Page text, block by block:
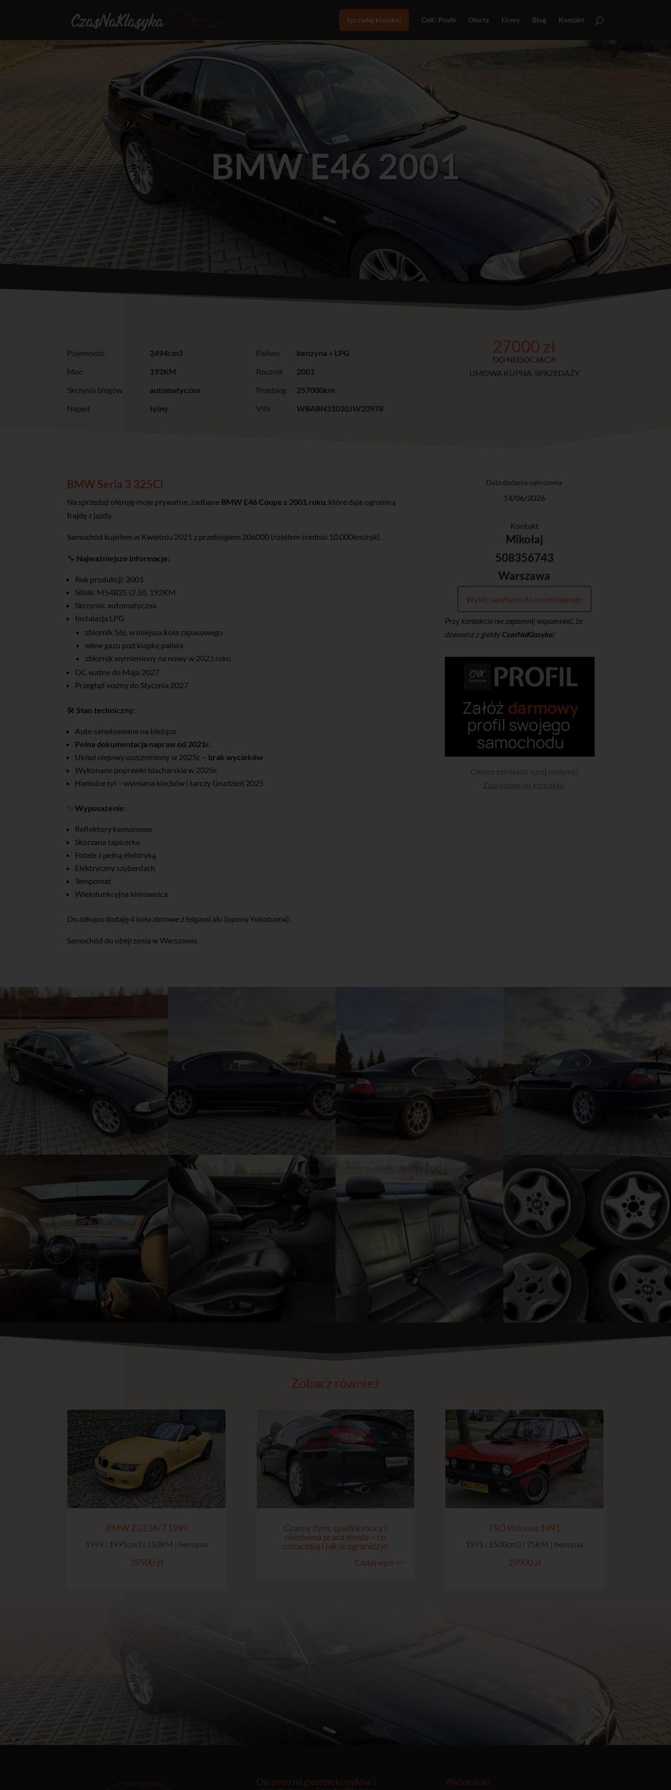
Sprzedaj klasyka! CnK: Profil Oferta Firmy Blog Kontakt
BMW E46 2001
Pojemność
2494cm3
Moc
192KM
Skrzynia biegów
automatyczna
Napęd
tylny
Paliwo
benzyna + LPG
Rocznik
2001
Przebieg
257000km
VIN
WBABN31020JW20978
27000 zł
DO NEGOCJACJI
UMOWA KUPNA-SPRZEDAŻY
BMW Seria 3 325Ci
Na sprzedaż oferuję moje prywatne, zadbane BMW E46 Coupe z 2001 roku , które daje ogromną
frajdę z jazdy.
Samochód kupiłem w Kwietniu 2021 z przebiegiem 206000 (robiłem średnio 10.000km/rok).
🔧 Najważniejsze informacje:
Rok produkcji: 2001
Silnik: M54B25 (2.5l), 192KM
Skrzynia: automatyczna
Instalacja LPG
zbiornik 56L w miejscu koła zapasowego
wlew gazu pod klapką paliwa
zbiornik wymieniony na nowy w 2023 roku
OC ważne do Maja 2027
Przegląd ważny do Stycznia 2027
🛠️ Stan techniczny:
Auto serwisowane na bieżąco
Pełna dokumentacja napraw od 2021r.
Układ olejowy uszczelniony w 2025r. – brak wycieków
Wykonane poprawki blacharskie w 2025r.
Hamulce tył – wymiana klocków i tarczy Grudzień 2025
✨ Wyposażenie:
Reflektory ksenonowe
Skórzana tapicerka
Fotele z pełną elektryką
Elektryczny szyberdach
Tempomat
Wielofunkcyjna kierownica
Do zakupu dodaję 4 koła zimowe z felgami alu (opony Yokohama).
Samochód do obejrzenia w Warszawie.
Data dodania ogłoszenia
14/06/2026
Kontakt
Mikołaj
508356743
Warszawa
Wyślij zapytanie do sprzedającego
Przy kontakcie nie zapomnij wspomnieć, że
dzwonisz z giełdy CzasNaKlasyka!
Chcesz zamieścić tutaj reklamę?
Zapraszam do kontaktu
Zobacz również
BMW Z3 E36/7 1999
1999 | 1991cm3 | 150KM | benzyna
39500 zł
Czarny dym, spadek mocy i
nierówna praca diesla – co
oznaczają i jak je ograniczyć
Czytaj wpis >>
FSO Polonez 1991
1991 | 1500cm3 | 75KM | benzyna
29900 zł
Ostatnio na giełdzie klasyków i
Ważne linki